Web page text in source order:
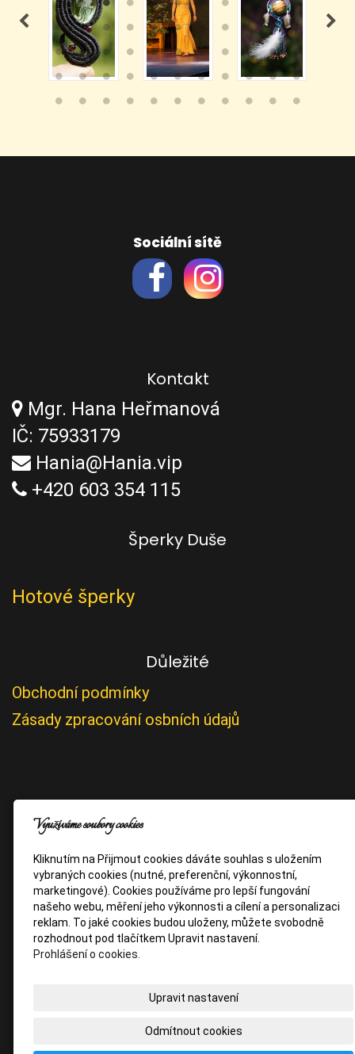
Sociální sítě
Kontakt
Mgr. Hana Heřmanová
IČ: 75933179
Hania@Hania.vip
+420 603 354 115
Šperky Duše
Hotové šperky
Důležité
Obchodní podmínky
Zásady zpracování osbních údajů
Využíváme soubory cookies
Kliknutím na Přijmout cookies dáváte souhlas s uložením
vybraných cookies (nutné, preferenční, výkonnostní,
marketingové). Cookies používáme pro lepší fungování
našeho webu, měření jeho výkonnosti a cílení a personalizaci
reklam. To jaké cookies budou uloženy, můžete svobodně
rozhodnout pod tlačítkem Upravit nastavení.
Prohlášení o cookies.
Upravit nastavení
Odmítnout cookies